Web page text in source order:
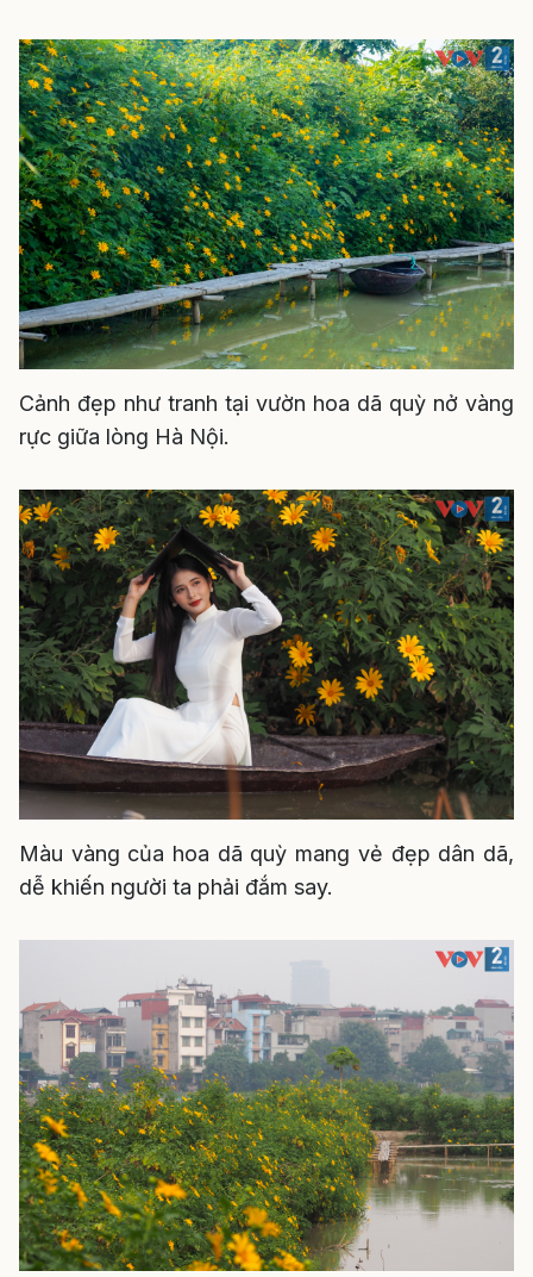
Cảnh đẹp như tranh tại vườn hoa dã quỳ nở vàng
rực giữa lòng Hà Nội.
Màu vàng của hoa dã quỳ mang vẻ đẹp dân dã,
dễ khiến người ta phải đắm say.